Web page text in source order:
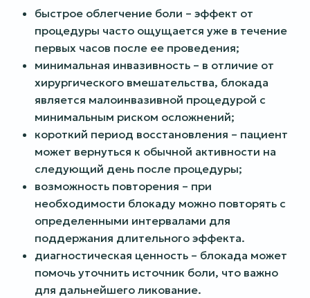
быстрое облегчение боли – эффект от
процедуры часто ощущается уже в течение
первых часов после ее проведения;
минимальная инвазивность – в отличие от
хирургического вмешательства, блокада
является малоинвазивной процедурой с
минимальным риском осложнений;
короткий период восстановления – пациент
может вернуться к обычной активности на
следующий день после процедуры;
возможность повторения – при
необходимости блокаду можно повторять с
определенными интервалами для
поддержания длительного эффекта.
диагностическая ценность – блокада может
помочь уточнить источник боли, что важно
для дальнейшего ликование.